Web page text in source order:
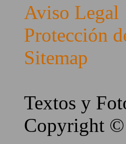
Aviso Legal
Protección
Sitemap
Textos y
Copyright ©